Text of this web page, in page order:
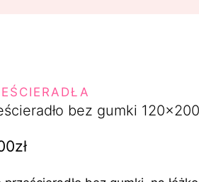
bez gumki 120×200
zł